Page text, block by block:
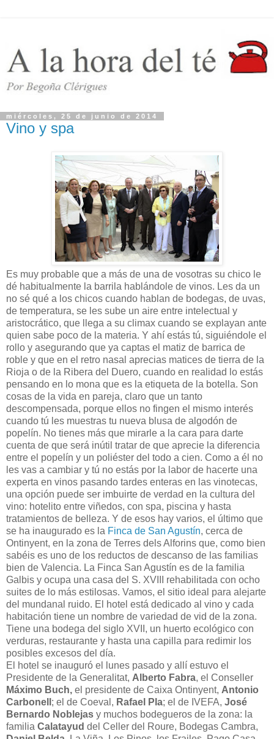
miércoles, 25 de junio de 2014
Vino y spa
Es muy probable que a más de una de vosotras su chico le
dé habitualmente la barrila hablándole de vinos. Les da un
no sé qué a los chicos cuando hablan de bodegas, de uvas,
de temperatura, se les sube un aire entre intelectual y
aristocrático, que llega a su climax cuando se explayan ante
quien sabe poco de la materia. Y ahí estás tú, siguiéndole el
rollo y asegurando que ya captas el matiz de barrica de
roble y que en el retro nasal aprecias matices de tierra de la
Rioja o de la Ribera del Duero, cuando en realidad lo estás
pensando en lo mona que es la etiqueta de la botella. Son
cosas de la vida en pareja, claro que un tanto
descompensada, porque ellos no fingen el mismo interés
cuando tú les muestras tu nueva blusa de algodón de
popelín. No tienes más que mirarle a la cara para darte
cuenta de que será inútil tratar de que aprecie la diferencia
entre el popelín y un poliéster del todo a cien. Como a él no
les vas a cambiar y tú no estás por la labor de hacerte una
experta en vinos pasando tardes enteras en las vinotecas,
una opción puede ser imbuirte de verdad en la cultura del
vino: hotelito entre viñedos, con spa, piscina y hasta
tratamientos de belleza. Y de esos hay varios, el último que
se ha inaugurado es la Finca de San Agustín, cerca de
Ontinyent, en la zona de Terres dels Alforins que, como bien
sabéis es uno de los reductos de descanso de las familias
bien de Valencia. La Finca San Agustín es de la familia
Galbis y ocupa una casa del S. XVIII rehabilitada con ocho
suites de lo más estilosas. Vamos, el sitio ideal para alejarte
del mundanal ruido. El hotel está dedicado al vino y cada
habitación tiene un nombre de variedad de vid de la zona.
Tiene una bodega del siglo XVII, un huerto ecológico con
verduras, restaurante y hasta una capilla para redimir los
posibles excesos del día.
El hotel se inauguró el lunes pasado y allí estuvo el
Presidente de la Generalitat, Alberto Fabra, el Conseller
Máximo Buch, el presidente de Caixa Ontinyent, Antonio
Carbonell ; el de Coeval, Rafael Pla; el de IVEFA, José
Bernardo Noblejas y muchos bodegueros de la zona: la
familia Calatayud del Celler del Roure, Bodegas Cambra,